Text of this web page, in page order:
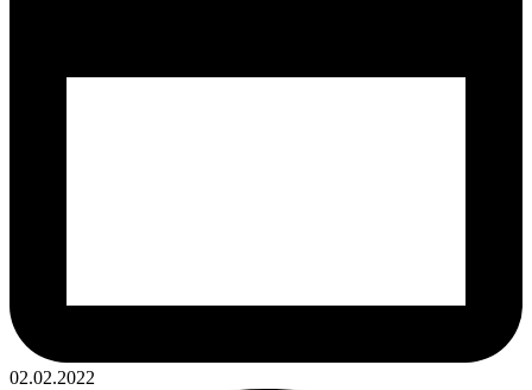
02.02.2022